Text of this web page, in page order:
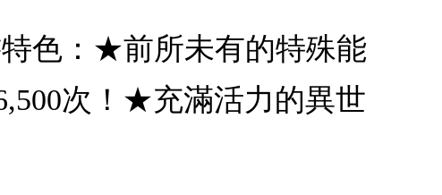
色：★前所未有的特殊能
次！★充滿活力的異世